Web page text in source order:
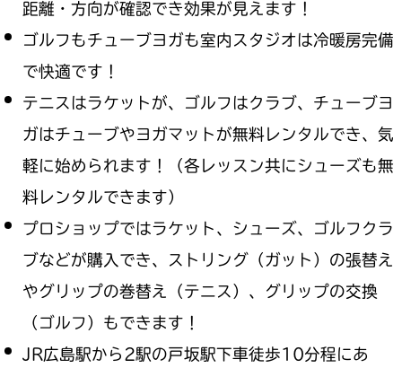
距離・方向が確認でき効果が見えます！
ゴルフもチューブヨガも室内スタジオは冷暖房完備
で快適です！
テニスはラケットが、ゴルフはクラブ、チューブヨ
ガはチューブやヨガマットが無料レンタルでき、気
軽に始められます！（各レッスン共にシューズも無
料レンタルできます）
プロショップではラケット、シューズ、ゴルフクラ
ブなどが購入でき、ストリング（ガット）の張替え
やグリップの巻替え（テニス）、グリップの交換
（ゴルフ）もできます！
JR広島駅から2駅の戸坂駅下車徒歩10分程にあ